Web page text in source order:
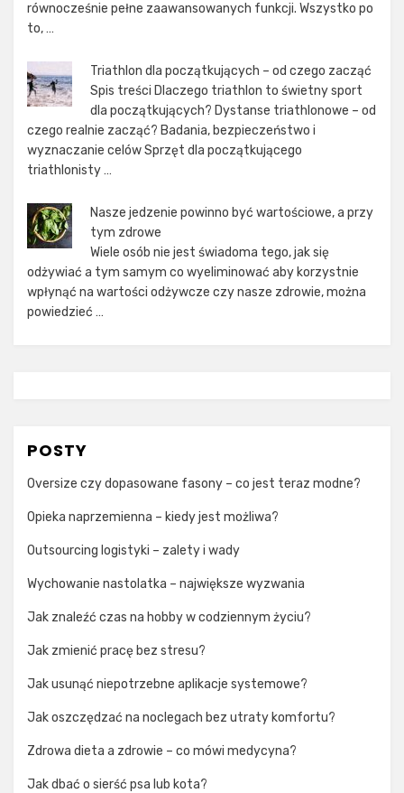
równocześnie pełne zaawansowanych funkcji. Wszystko po
to, …
Triathlon dla początkujących – od czego zacząć
Spis treści Dlaczego triathlon to świetny sport
dla początkujących? Dystanse triathlonowe – od
czego realnie zacząć? Badania, bezpieczeństwo i
wyznaczanie celów Sprzęt dla początkującego
triathlonisty …
Nasze jedzenie powinno być wartościowe, a przy
tym zdrowe
Wiele osób nie jest świadoma tego, jak się
odżywiać a tym samym co wyeliminować aby korzystnie
wpłynąć na wartości odżywcze czy nasze zdrowie, można
powiedzieć …
POSTY
Oversize czy dopasowane fasony – co jest teraz modne?
Opieka naprzemienna – kiedy jest możliwa?
Outsourcing logistyki – zalety i wady
Wychowanie nastolatka – największe wyzwania
Jak znaleźć czas na hobby w codziennym życiu?
Jak zmienić pracę bez stresu?
Jak usunąć niepotrzebne aplikacje systemowe?
Jak oszczędzać na noclegach bez utraty komfortu?
Zdrowa dieta a zdrowie – co mówi medycyna?
Jak dbać o sierść psa lub kota?